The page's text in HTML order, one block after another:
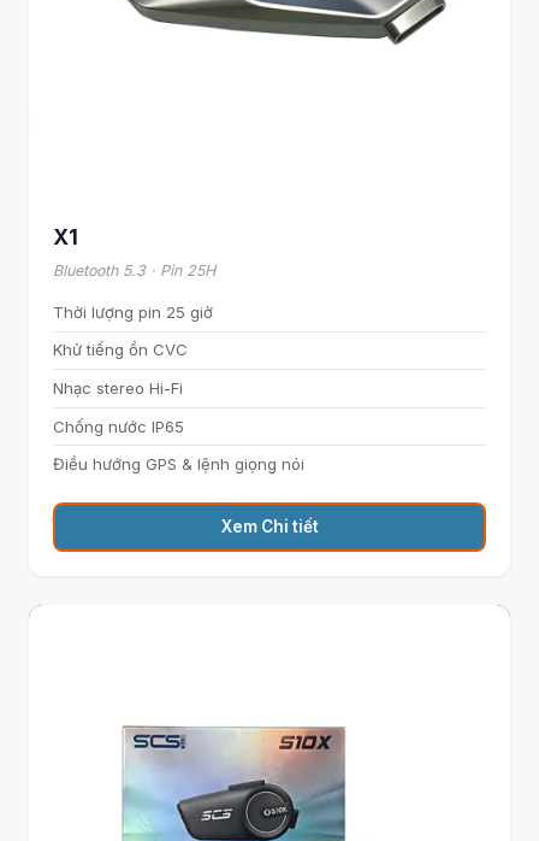
X1
Bluetooth 5.3 · Pin 25H
Thời lượng pin 25 giờ
Khử tiếng ồn CVC
Nhạc stereo Hi-Fi
Chống nước IP65
Điều hướng GPS & lệnh giọng nói
Xem Chi tiết